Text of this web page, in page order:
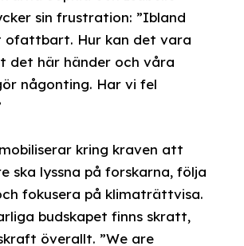
sin frustration: ”Ibland
ofattbart. Hur kan det vara
det här händer och våra
någonting. Har vi fel
kring kraven att
ska lyssna på forskarna, följa
fokusera på klimaträttvisa.
budskapet finns skratt,
överallt. ”We are